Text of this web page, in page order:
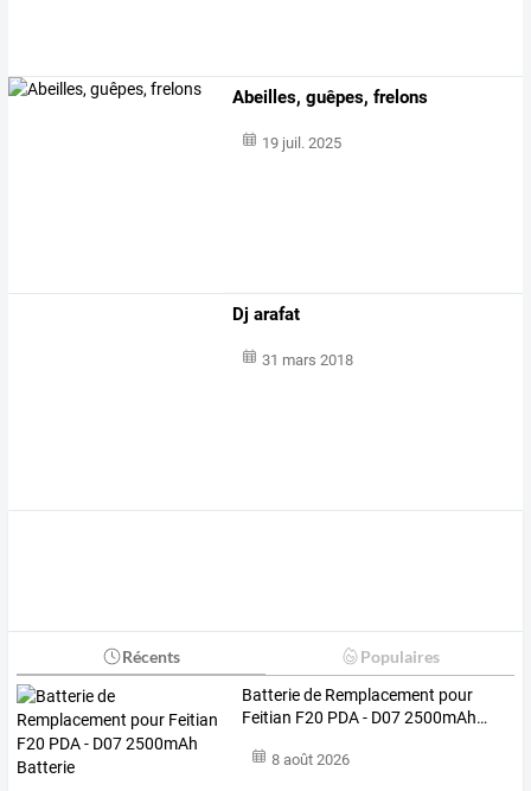
Abeilles, guêpes, frelons
19 juil. 2025
Dj arafat
31 mars 2018
Récents Populaires
Batteriede Remplacement pour
Feitian F20 PDA- D072500mAh…
8 août 2026